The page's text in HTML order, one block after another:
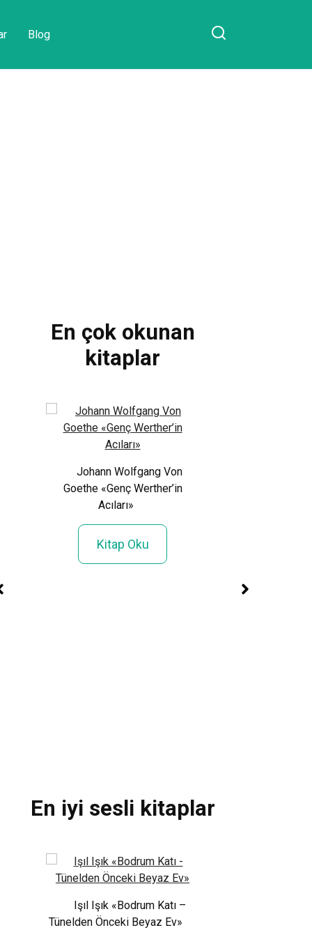
Blog
En çok okunan
kitaplar
Johann Wolfgang Von
Goethe «Genç Werther’in
Acıları»
Kitap Oku
En iyi sesli kitaplar
Işıl Işık «Bodrum Katı –
Tünelden Önceki Beyaz Ev»